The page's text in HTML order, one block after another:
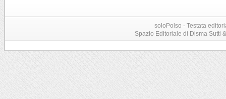
soloPolso - Testata
Spazio Editoriale di Disma Sutti